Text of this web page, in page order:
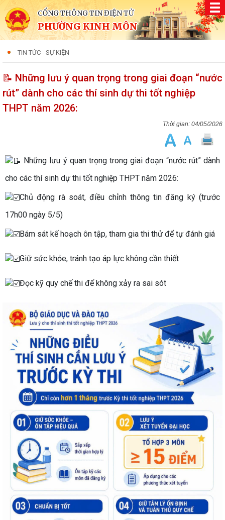
CỔNG THÔNG TIN ĐIỆN TỬ
PHƯỜNG KINH MÔN
TIN TỨC - SỰ KIỆN
📝 Những lưu ý quan trọng trong giai đoạn “nước
rút” dành cho các thí sinh dự thi tốt nghiệp
THPT năm 2026:
04/05/2026
Những lưu ý quan trọng trong giai đoạn “nước rút” dành
cho các thí sinh dự thi tốt nghiệp THPT năm 2026:
Chủ động rà soát, điều chỉnh thông tin đăng ký (trước
17h00 ngày 5/5)
Bám sát kế hoạch ôn tập, tham gia thi thử để tự đánh giá
Giữ sức khỏe, tránh tạo áp lực không cần thiết
Đọc kỹ quy chế thi để không xảy ra sai sót